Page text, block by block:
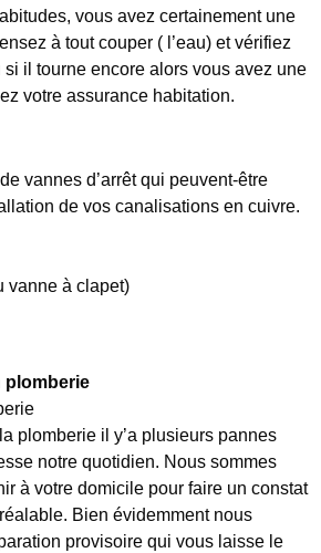
vous avez certainement une
à tout couper ( l’eau) et vérifiez
si il tourne encore alors vous avez une
votre assurance habitation.
de vannes d’arrêt qui peuvent-être
de vos canalisations en cuivre.
vanne à clapet)
plomberie
plomberie il y’a plusieurs pannes
notre quotidien. Nous sommes
à votre domicile pour faire un constat
Bien évidemment nous
provisoire qui vous laisse le